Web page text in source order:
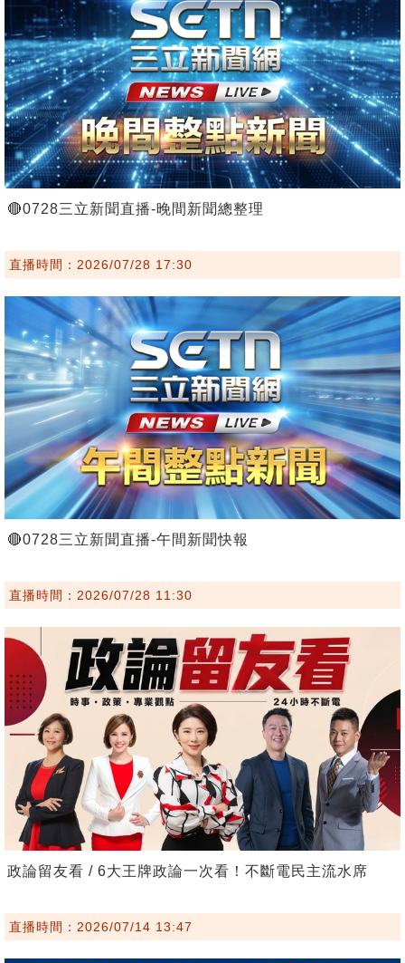
🔴0728三立新聞直播-晚間新聞總整理
直播時間：2026/07/28 17:30
🔴0728三立新聞直播-午間新聞快報
直播時間：2026/07/28 11:30
政論留友看 / 6大王牌政論一次看！不斷電民主流水席
直播時間：2026/07/14 13:47